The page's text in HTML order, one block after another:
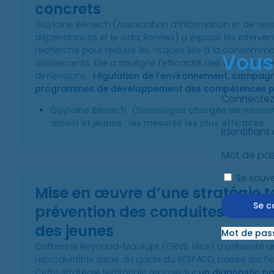
concrets
Guylaine Bénec’h (Association d’Information et de
dépendances et le sida, Rennes) a exposé les
recherche pour réduire les risques liés à la
adolescents. Elle a souligné l’efficacité des actions
dimensions : régulation de l’environnement,
programmes de développement des compétences
Guylaine Bénec’h (Sociologue chargée de mission
alcool et jeunes : les mesures les plus efficaces
Mise en œuvre d’une stratégie
prévention des conduites
des jeunes
Catherine Reynaud-Maurupt (GRVS, Nice) a présenté
reproductible issue du guide du RESPADD, basée sur
Identifiant
Mot de
Se
Mot de